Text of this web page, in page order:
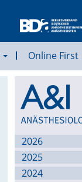
Online First
Archiv
2026
2025
2024